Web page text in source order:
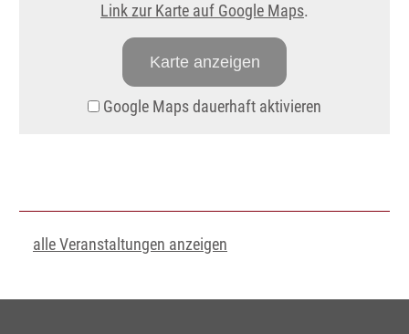
Link zur Karte auf Google Maps.
Karte anzeigen
Google Maps dauerhaft aktivieren
alle Veranstaltungen anzeigen